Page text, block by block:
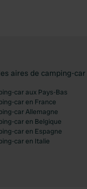
aires de camping-car
car aux Pays-Bas
car en France
car Allemagne
car en Belgique
car en Espagne
car en Italie